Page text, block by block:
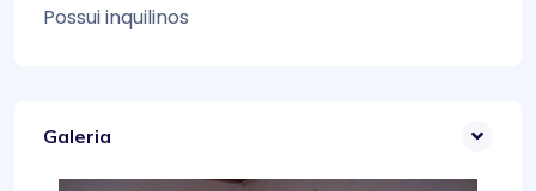
Possui inquilinos
Galeria